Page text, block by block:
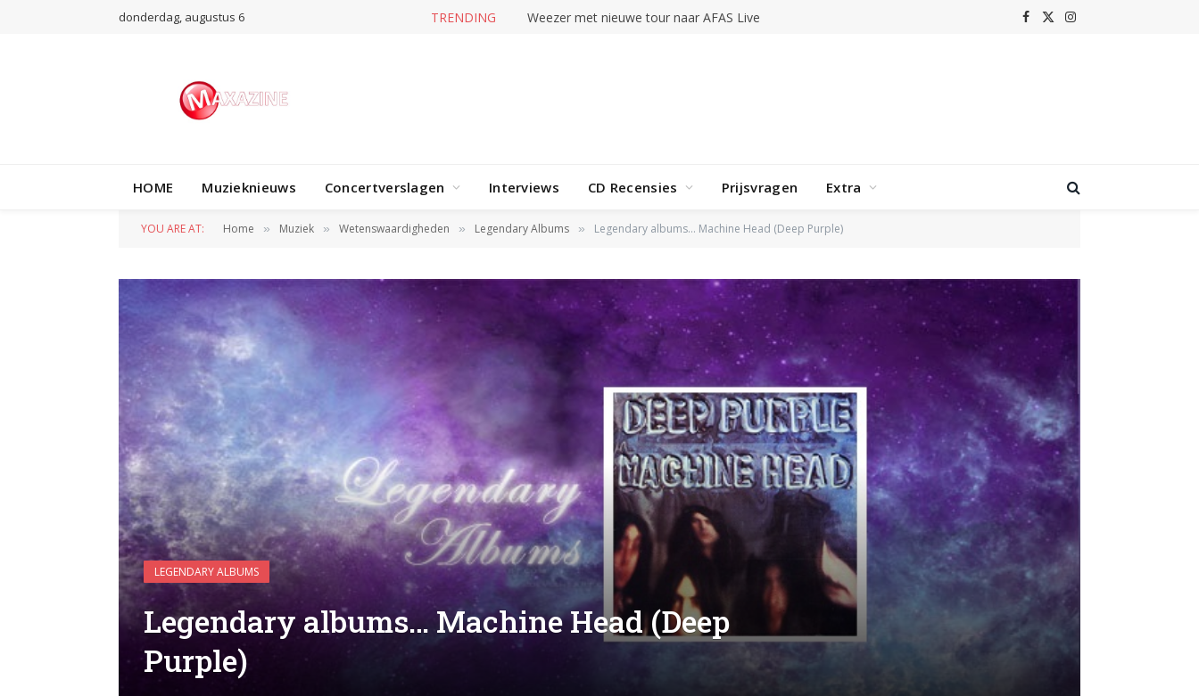
donderdag, augustus 6 TRENDING Weezer met nieuwe tour naar AFAS Live Facebook
X
Instagram
HOME Muzieknieuws Concertverslagen Interviews CD Recensies Prijsvragen Extra
YOU ARE AT: Home » Muziek » Wetenswaardigheden » Legendary Albums » Legendary albums… Machine Head (Deep Purple)
LEGENDARY ALBUMS
Legendary albums… Machine Head (Deep
Purple)